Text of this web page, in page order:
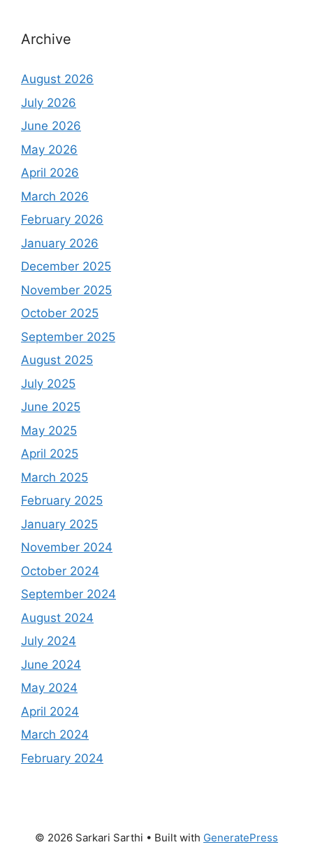
Archive
August 2026
July 2026
June 2026
May 2026
April 2026
March 2026
February 2026
January 2026
December 2025
November 2025
October 2025
September 2025
August 2025
July 2025
June 2025
May 2025
April 2025
March 2025
February 2025
January 2025
November 2024
October 2024
September 2024
August 2024
July 2024
June 2024
May 2024
April 2024
March 2024
February 2024
© 2026 Sarkari Sarthi • Built with GeneratePress